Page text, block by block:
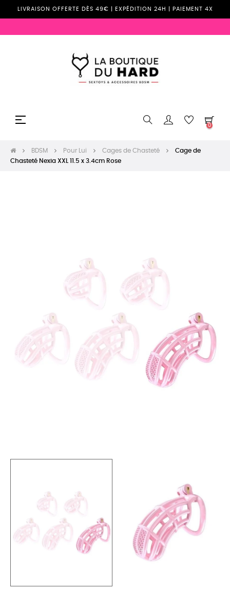
LIVRAISON OFFERTE DÈS 49€ | EXPÉDITION 24H | PAIEMENT 4X
Basculer
☰
0
BDSM Pour Lui Cages de Chasteté
Cage de
Chasteté Nexia XXL 11.5 x 3.4cm Rose